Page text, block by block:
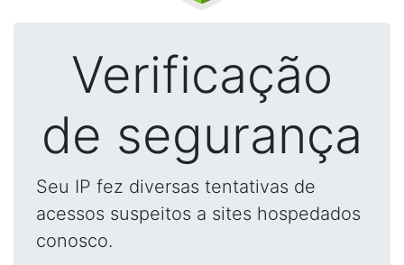
Verificação
de segurança
Seu IP fez diversas tentativas de
acessos suspeitos a sites hospedados
conosco.